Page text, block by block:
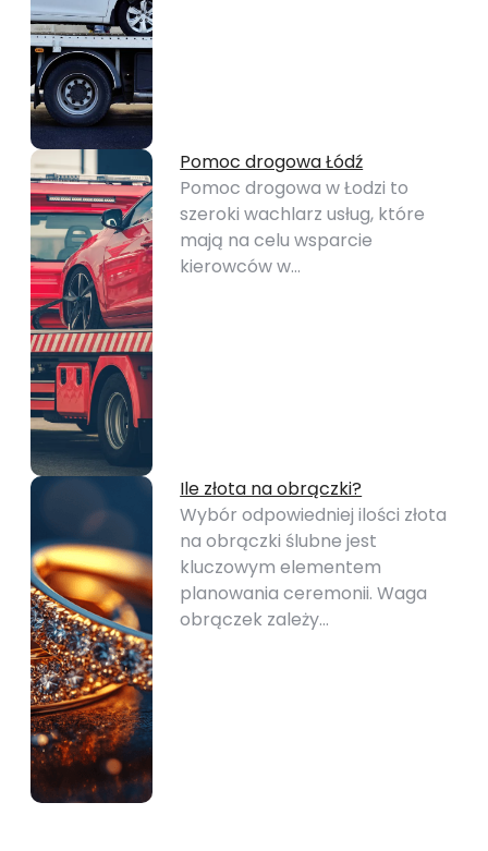
Pomoc drogowa Łódź
Pomoc drogowa w Łodzi to
szeroki wachlarz usług, które
mają na celu wsparcie
kierowców w…
Ile złota na obrączki?
Wybór odpowiedniej ilości złota
na obrączki ślubne jest
kluczowym elementem
planowania ceremonii. Waga
obrączek zależy…